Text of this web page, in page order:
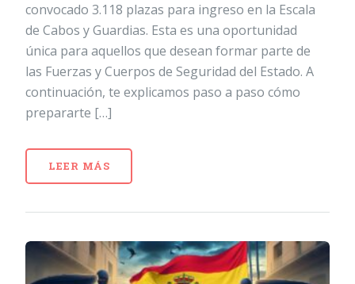
convocado 3.118 plazas para ingreso en la Escala
de Cabos y Guardias. Esta es una oportunidad
única para aquellos que desean formar parte de
las Fuerzas y Cuerpos de Seguridad del Estado. A
continuación, te explicamos paso a paso cómo
prepararte […]
LEER MÁS